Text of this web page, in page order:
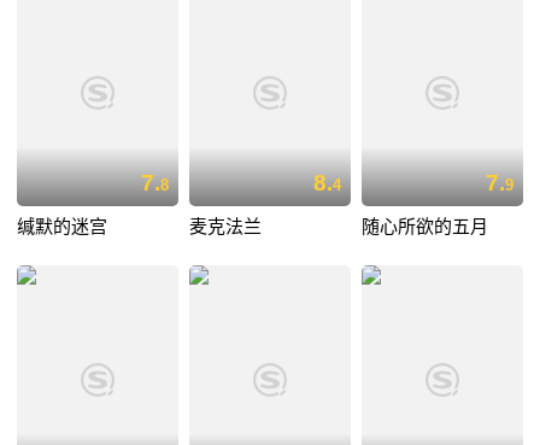
7.8
缄默的迷宫
8.4
麦克法兰
7.9
随心所欲的五月